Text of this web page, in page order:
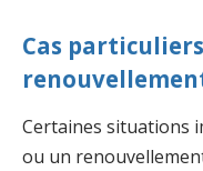
Cas
Certaines situations
ou un